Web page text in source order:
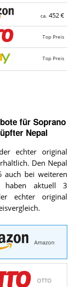
ca. 452 €
Top Preis
Top Preis
für Soprano
Nepal
echter original
Den Nepal
auch bei weiteren
haben aktuell 3
echter original
Amazon
OTTO